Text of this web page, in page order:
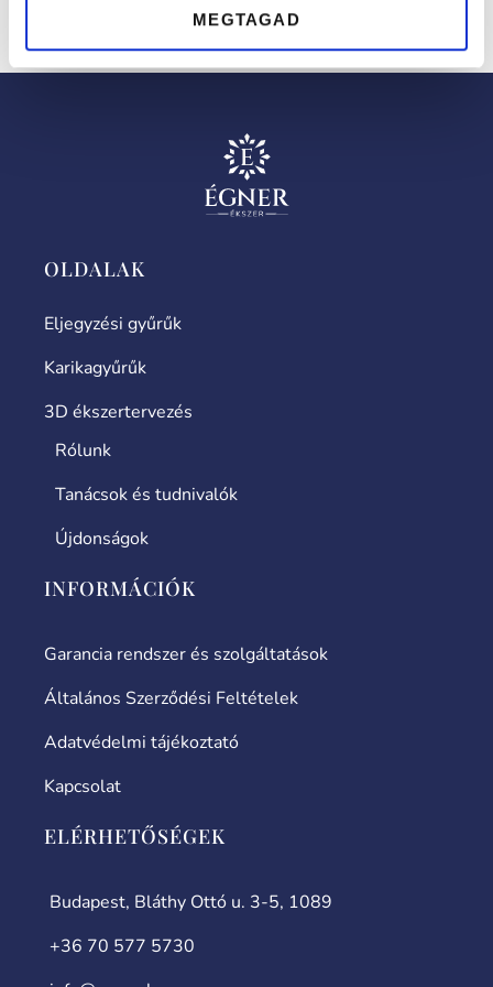
MEGTAGAD
fehéraranyból vagy rose aranyból elkészítve.
OLDALAK
Eljegyzési gyűrűk
Karikagyűrűk
3D ékszertervezés
Rólunk
Tanácsok és tudnivalók
Újdonságok
INFORMÁCIÓK
Garancia rendszer és szolgáltatások
Általános Szerződési Feltételek
Adatvédelmi tájékoztató
Kapcsolat
ELÉRHETŐSÉGEK
Budapest, Bláthy Ottó u. 3-5, 1089
+36 70 577 5730